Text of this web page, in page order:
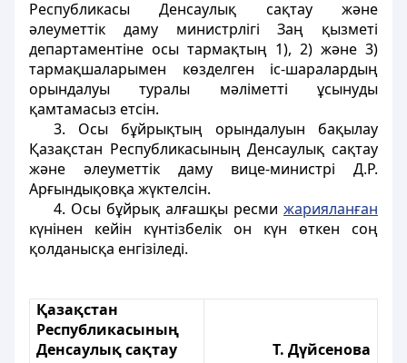
Республикасы Денсаулық сақтау және
әлеуметтік даму министрлігі Заң қызметі
департаментіне осы тармақтың 1), 2) және 3)
тармақшаларымен көзделген іс-шаралардың
орындалуы туралы мәліметті ұсынуды
қамтамасыз етсін.
3. Осы бұйрықтың орындалуын бақылау
Қазақстан Республикасының Денсаулық сақтау
және әлеуметтік даму вице-министрі Д.Р.
Арғындықовқа жүктелсін.
4. Осы бұйрық алғашқы ресми жарияланған
күнінен кейін күнтізбелік он күн өткен соң
қолданысқа енгізіледі.
Қазақстан
Республикасының
Денсаулық сақтау
Т. Дүйсенова